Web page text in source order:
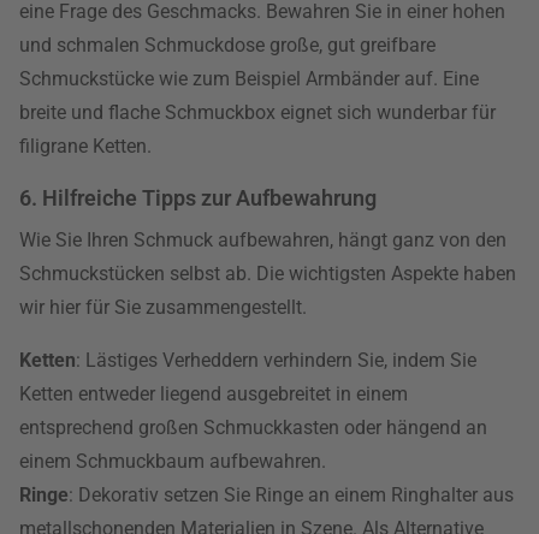
eine Frage des Geschmacks. Bewahren Sie in einer hohen
und schmalen Schmuckdose große, gut greifbare
Schmuckstücke wie zum Beispiel Armbänder auf. Eine
breite und flache Schmuckbox eignet sich wunderbar für
filigrane Ketten.
6. Hilfreiche Tipps zur Aufbewahrung
Wie Sie Ihren Schmuck aufbewahren, hängt ganz von den
Schmuckstücken selbst ab. Die wichtigsten Aspekte haben
wir hier für Sie zusammengestellt.
Ketten: Lästiges Verheddern verhindern Sie, indem Sie
Ketten entweder liegend ausgebreitet in einem
entsprechend großen Schmuckkasten oder hängend an
einem Schmuckbaum aufbewahren.
Ringe: Dekorativ setzen Sie Ringe an einem Ringhalter aus
metallschonenden Materialien in Szene. Als Alternative